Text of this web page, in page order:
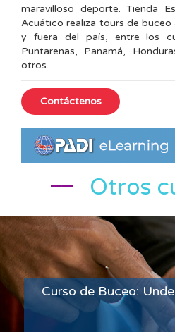
maravilloso deporte. Tienda
Acuático realiza tours de
y fuera del país, entre los
Puntarenas, Panamá,
otros.
Otros
Curso de Buceo: